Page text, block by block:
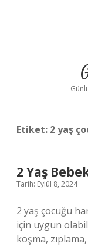
Etiket: 2 yaş
2 Yaş
Tarih: Eylül 8, 2024
2 yaş çocuğu
için uygun
koşma,